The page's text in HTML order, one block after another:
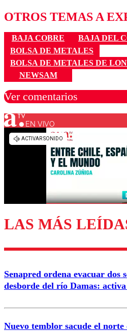
OTROS TEMAS A
BAJA COBRE
BAJA DEL
BOLSA DE METALES
BOLSA DE METALES DE
NEWSAM
Ver comentarios
Los comentarios son
EN VIVO
LAS MÁS
Senapred ordena evacuar dos
desborde del río Damas:
Nuevo temblor sacude el